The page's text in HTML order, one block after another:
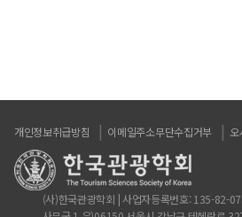
개인정보취급방침 이메일주소무단수집거부 오
(사)한국관광학회 | 사업자등록번호: 135-82-